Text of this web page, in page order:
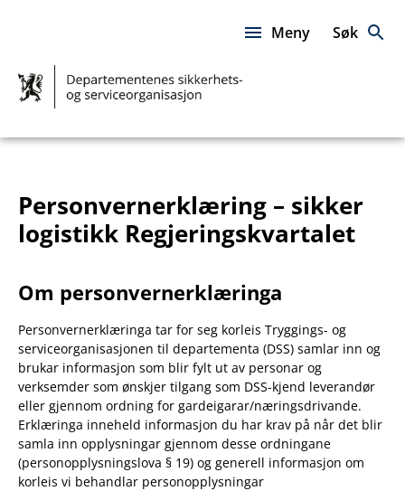
DSS
Meny Søk
Personvernerklæring – sikker
logistikk Regjeringskvartalet
Om personvernerklæringa
Personvernerklæringa tar for seg korleis Tryggings- og
serviceorganisasjonen til departementa (DSS) samlar inn og
brukar informasjon som blir fylt ut av personar og
verksemder som ønskjer tilgang som DSS-kjend leverandør
eller gjennom ordning for gardeigarar/næringsdrivande.
Erklæringa inneheld informasjon du har krav på når det blir
samla inn opplysningar gjennom desse ordningane
(personopplysningslova § 19) og generell informasjon om
korleis vi behandlar personopplysningar